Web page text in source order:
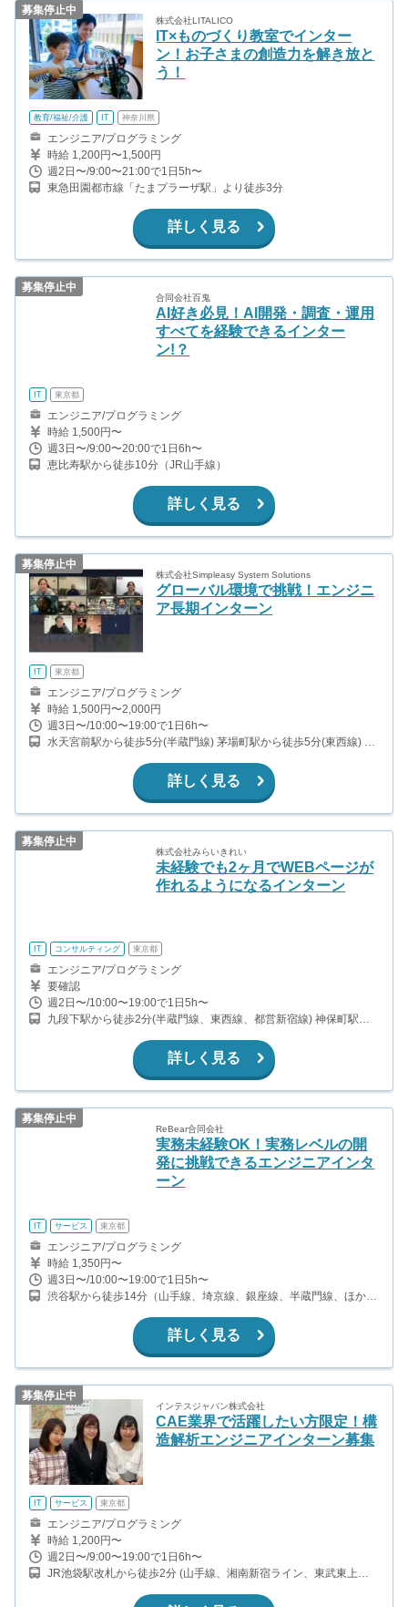
募集停止中
株式会社LITALICO
IT×ものづくり教室でインター
ン！お子さまの創造力を解き放と
う！
教育/福祉/介護 IT 神奈川県
エンジニア/プログラミング
時給 1,200円〜1,500円
週2日〜/9:00〜21:00で1日5h〜
東急田園都市線「たまプラーザ駅」より徒歩3分
詳しく見る
募集停止中
合同会社百鬼
AI好き必見！AI開発・調査・運用
すべてを経験できるインター
ン!？
IT 東京都
エンジニア/プログラミング
時給 1,500円〜
週3日〜/9:00〜20:00で1日6h〜
恵比寿駅から徒歩10分（JR山手線）
詳しく見る
募集停止中
株式会社Simpleasy System Solutions
グローバル環境で挑戦！エンジニ
ア長期インターン
IT 東京都
エンジニア/プログラミング
時給 1,500円〜2,000円
週3日〜/10:00〜19:00で1日6h〜
水天宮前駅から徒歩5分(半蔵門線) 茅場町駅から徒歩5分(東西線) 人
詳しく見る
募集停止中
株式会社みらいきれい
未経験でも2ヶ月でWEBページが
作れるようになるインターン
IT コンサルティング 東京都
エンジニア/プログラミング
要確認
週2日〜/10:00〜19:00で1日5h〜
九段下駅から徒歩2分(半蔵門線、東西線、都営新宿線) 神保町駅か
詳しく見る
募集停止中
ReBear合同会社
実務未経験OK！実務レベルの開
発に挑戦できるエンジニアインタ
ーン
IT サービス 東京都
エンジニア/プログラミング
時給 1,350円〜
週3日〜/10:00〜19:00で1日5h〜
渋谷駅から徒歩14分（山手線、埼京線、銀座線、半蔵門線、ほか）
詳しく見る
募集停止中
インテスジャパン株式会社
CAE業界で活躍したい方限定！構
造解析エンジニアインターン募集
IT サービス 東京都
エンジニア/プログラミング
時給 1,200円〜
週2日〜/9:00〜19:00で1日6h〜
JR池袋駅改札から徒歩2分 (山手線、湘南新宿ライン、東武東上